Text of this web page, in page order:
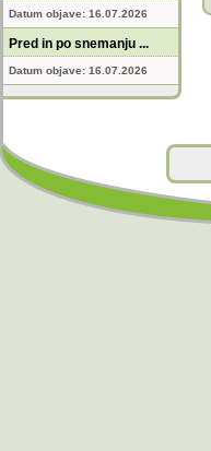
Datum objave: 16.07.2026
Pred in po snemanju ...
Datum objave: 16.07.2026